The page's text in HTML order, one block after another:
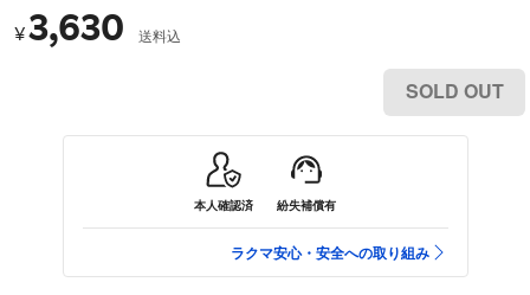
¥3,630 送料込
SOLD OUT
本人確認済 紛失補償有
ラクマ安心・安全への取り組み